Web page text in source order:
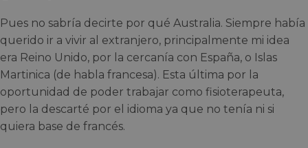
Pues no sabría decirte por qué Australia. Siempre había
querido ir a vivir al extranjero, principalmente mi idea
era Reino Unido, por la cercanía con España, o Islas
Martinica (de habla francesa). Esta última por la
oportunidad de poder trabajar como fisioterapeuta,
pero la descarté por el idioma ya que no tenía ni si
quiera base de francés.